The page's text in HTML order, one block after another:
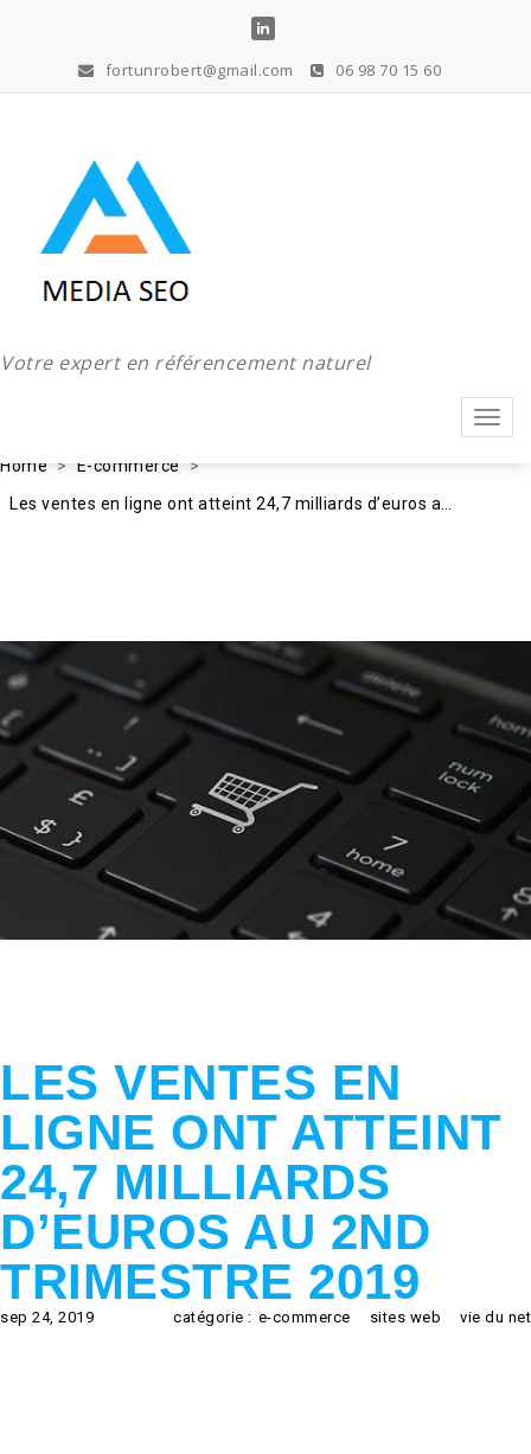
fortunrobert@gmail.com 06 98 70 15 60
Votre expert en référencement naturel
Home
E-commerce
LES VENTES EN
LIGNE ONT ATTEINT
24,7 MILLIARDS
D’EUROS AU 2ND
TRIMESTRE 2019
sep 24, 2019 catégorie : e-commerce sites web vie du net